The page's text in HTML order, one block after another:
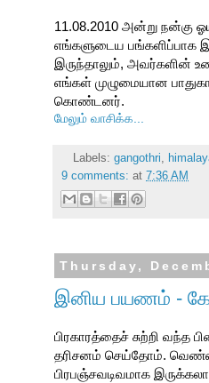
11.08.2010 அன்று நன்கு
எங்களுடைய
இருந்தாலும், அவர்களின்
எங்கள் முழுமையான
கொண்டனர்.
மேலும் வாசிக்க...
Labels: gangothri
9 comments: at 7:36 AM
Thursday,
இனிய பயணம் -
பிரகாரத்தைச் சுற்றி வந்த
தரிசனம் செய்தோம்.
பிரபஞ்சவடிவமாக